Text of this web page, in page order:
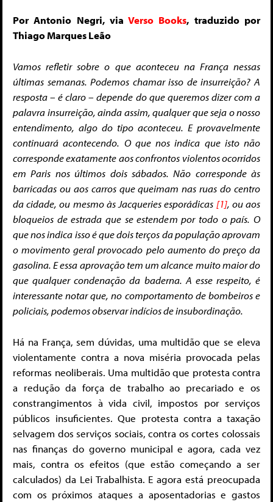
Por Antonio Negri, viaVerso Books, traduzido por
Thiago Marques Leão
Vamos refletir sobre o que aconteceu na França nessas
últimas semanas. Podemos chamar isso de insurreição? A
resposta – é claro – depende do que queremos dizer com a
palavra insurreição, ainda assim, qualquer que seja o nosso
entendimento, algo do tipo aconteceu. E provavelmente
continuará acontecendo. O que nos indica que isto não
corresponde exatamente aos confrontos violentos ocorridos
em Paris nos últimos dois sábados. Não corresponde às
barricadas ou aos carros que queimam nas ruas do centro
da cidade, ou mesmo às Jacqueries esporádicas [1], ou aos
bloqueios de estrada que se estendem por todo o país. O
que nos indica isso é que dois terços da população aprovam
o movimento geral provocado pelo aumento do preço da
gasolina. E essa aprovação tem um alcance muito maior do
que qualquer condenação da baderna. A esse respeito, é
interessante notar que, no comportamento de bombeiros e
policiais, podemos observar indícios de insubordinação.
Há na França, sem dúvidas, uma multidão que se eleva
violentamente contra a nova miséria provocada pelas
reformas neoliberais. Uma multidão que protesta contra
a redução da força de trabalho ao precariado e os
constrangimentos à vida civil, impostos por serviços
públicos insuficientes. Que protesta contra a taxação
selvagem dos serviços sociais, contra os cortes colossais
nas finanças do governo municipal e agora, cada vez
mais, contra os efeitos (que estão começando a ser
calculados) da Lei Trabalhista. E agora está preocupada
com os próximos ataques a aposentadorias e gastos